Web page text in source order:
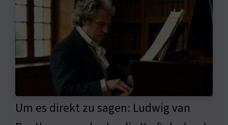
Um es direkt zu sagen: Ludwig van